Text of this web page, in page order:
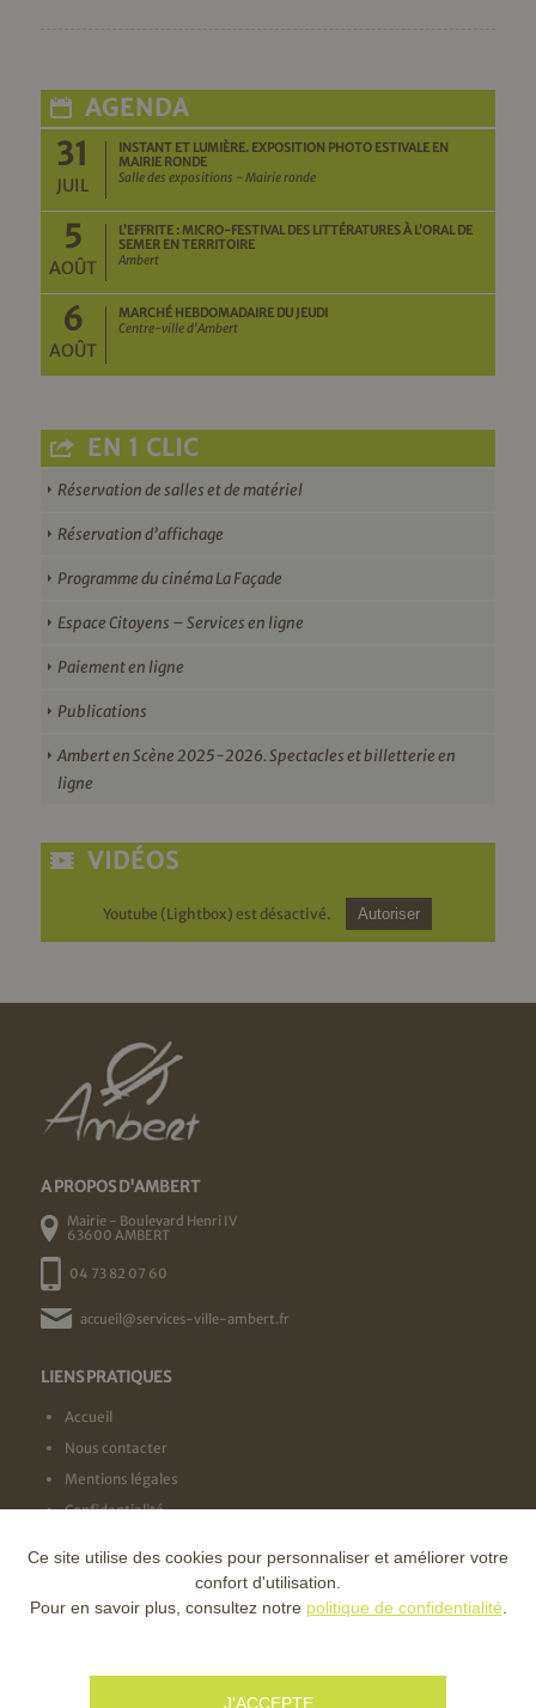
AGENDA
31
JUIL
INSTANT ET LUMIÈRE. EXPOSITION PHOTO ESTIVALE EN
MAIRIE RONDE
Salle des expositions - Mairie ronde
5
AOÛT
L’EFFRITE : MICRO-FESTIVAL DES LITTÉRATURES À L’ORAL DE
SEMER EN TERRITOIRE
Ambert
6
AOÛT
MARCHÉ HEBDOMADAIRE DU JEUDI
Centre-ville d'Ambert
EN 1 CLIC
Réservation de salles et de matériel
Réservation d’affichage
Programme du cinéma La Façade
Espace Citoyens – Services en ligne
Paiement en ligne
Publications
Ambert en Scène 2025-2026. Spectacles et billetterie en
ligne
VIDÉOS
Youtube (Lightbox) est désactivé. Autoriser
A PROPOS D'AMBERT
Mairie - Boulevard Henri IV
63600 AMBERT
04 73 82 07 60
accueil@services-ville-ambert.fr
LIENS PRATIQUES
Accueil
Nous contacter
Mentions légales
Confidentialité
NOS LABELS
Ce site utilise des cookies pour personnaliser et améliorer votre
confort d'utilisation.
Pour en savoir plus, consultez notre politique de confidentialité
J'ACCEPTE